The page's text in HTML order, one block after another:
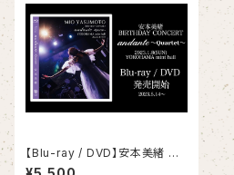
【Blu-ray / DVD】安本美緒 レ
コ発 Birthday concert anda